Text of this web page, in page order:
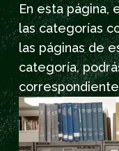
En esta página,
las categorías
las páginas de
categoría,